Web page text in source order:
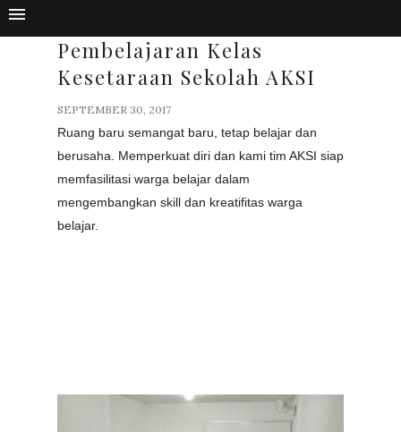
Pembelajaran Kelas
Kesetaraan Sekolah AKSI
SEPTEMBER 30, 2017
Ruang baru semangat baru, tetap belajar dan
berusaha. Memperkuat diri dan kami tim AKSI siap
memfasilitasi warga belajar dalam
mengembangkan skill dan kreatifitas warga
belajar.